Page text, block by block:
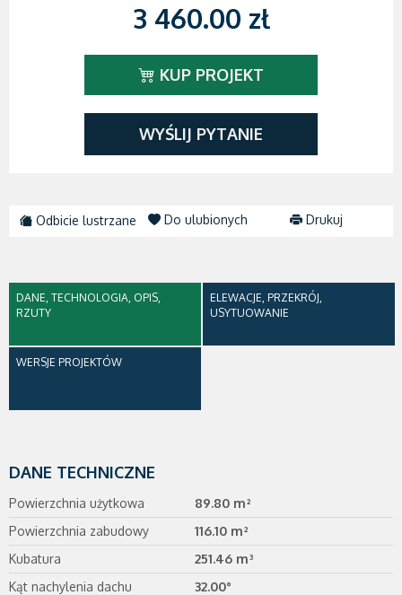
3 460.00 zł
KUP PROJEKT
WYŚLIJ PYTANIE
Odbicie lustrzane Do ulubionych Drukuj
DANE, TECHNOLOGIA, OPIS,
RZUTY
ELEWACJE, PRZEKRÓJ,
USYTUOWANIE
WERSJE PROJEKTÓW
DANE TECHNICZNE
Powierzchnia użytkowa
89.80 m²
Powierzchnia zabudowy
116.10 m²
Kubatura
251.46 m³
Kąt nachylenia dachu
32.00°